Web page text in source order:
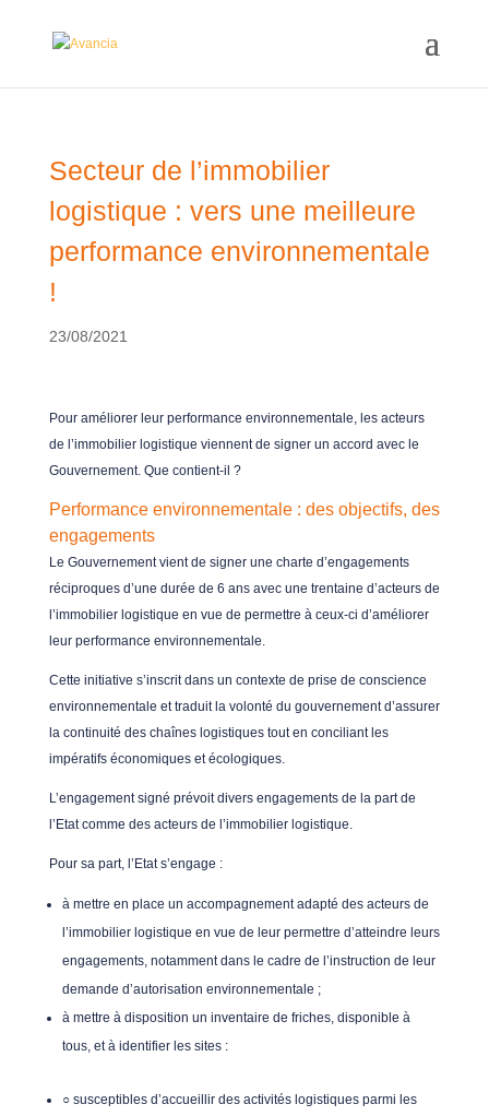
Secteur de l’immobilier
logistique : vers une meilleure
performance environnementale
!
23/08/2021
Pour améliorer leur performance environnementale, les acteurs
de l’immobilier logistique viennent de signer un accord avec le
Gouvernement. Que contient-il ?
Performance environnementale : des objectifs, des
engagements
Le Gouvernement vient de signer une charte d’engagements
réciproques d’une durée de 6 ans avec une trentaine d’acteurs de
l’immobilier logistique en vue de permettre à ceux-ci d’améliorer
leur performance environnementale.
Cette initiative s’inscrit dans un contexte de prise de conscience
environnementale et traduit la volonté du gouvernement d’assurer
la continuité des chaînes logistiques tout en conciliant les
impératifs économiques et écologiques.
L’engagement signé prévoit divers engagements de la part de
l’Etat comme des acteurs de l’immobilier logistique.
Pour sa part, l’Etat s’engage :
à mettre en place un accompagnement adapté des acteurs de
l’immobilier logistique en vue de leur permettre d’atteindre leurs
engagements, notamment dans le cadre de l’instruction de leur
demande d’autorisation environnementale ;
à mettre à disposition un inventaire de friches, disponible à
tous, et à identifier les sites :
○ susceptibles d’accueillir des activités logistiques parmi les